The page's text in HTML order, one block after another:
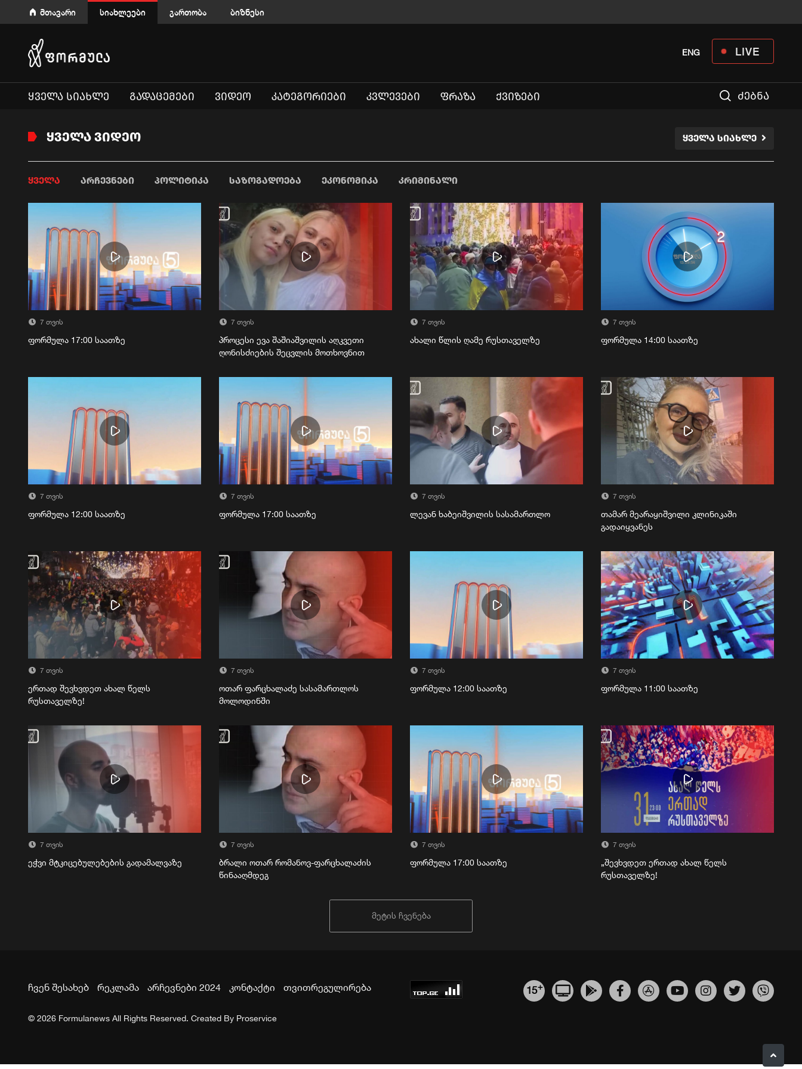
მთავარი სიახლეები გართობა ბიზნესი
LIVE
ENG
ᲧᲕᲔᲚᲐ ᲡᲘᲐᲮᲚᲔ ᲒᲐᲓᲐᲪᲔᲛᲔᲑᲘ ᲕᲘᲓᲔᲝ ᲙᲐᲢᲔᲒᲝᲠᲘᲔᲑᲘ ᲙᲕᲚᲔᲕᲔᲑᲘ ᲤᲠᲐᲖᲐ ᲥᲕᲘᲖᲔᲑᲘ ძებნა
ᲧᲕᲔᲚᲐ ᲕᲘᲓᲔᲝ ᲧᲕᲔᲚᲐ ᲡᲘᲐᲮᲚᲔ
ᲧᲕᲔᲚᲐ ᲐᲠᲩᲔᲕᲜᲔᲑᲘ ᲞᲝᲚᲘᲢᲘᲙᲐ ᲡᲐᲖᲝᲒᲐᲓᲝᲔᲑᲐ ᲔᲙᲝᲜᲝᲛᲘᲙᲐ ᲙᲠᲘᲛᲘᲜᲐᲚᲘ
7 თვის
ფორმულა 17:00 საათზე
7 თვის
პროცესი ევა შაშიაშვილის აღკვეთი
ღონისძიების შეცვლის მოთხოვნით
7 თვის
ახალი წლის ღამე რუსთაველზე
7 თვის
ფორმულა 14:00 საათზე
7 თვის
ფორმულა 12:00 საათზე
7 თვის
ფორმულა 17:00 საათზე
7 თვის
ლევან ხაბეიშვილის სასამართლო
7 თვის
თამარ მეარაყიშვილი კლინიკაში
გადაიყვანეს
7 თვის
ერთად შევხვდეთ ახალ წელს
რუსთაველზე!
7 თვის
ოთარ ფარცხალაძე სასამართლოს
მოლოდინში
7 თვის
ფორმულა 12:00 საათზე
7 თვის
ფორმულა 11:00 საათზე
7 თვის
ეჭვი მტკიცებულებების გადამალვაზე
7 თვის
ბრალი ოთარ რომანოვ-ფარცხალაძის
წინააღმდეგ
7 თვის
ფორმულა 17:00 საათზე
7 თვის
„შევხვდეთ ერთად ახალ წელს
რუსთაველზე!
მეტის ჩვენება
ჩვენ შესახებ რეკლამა არჩევნები 2024 კონტაქტი თვითრეგულირება 15+
© 2026 Formulanews All Rights Reserved. Created By Proservice